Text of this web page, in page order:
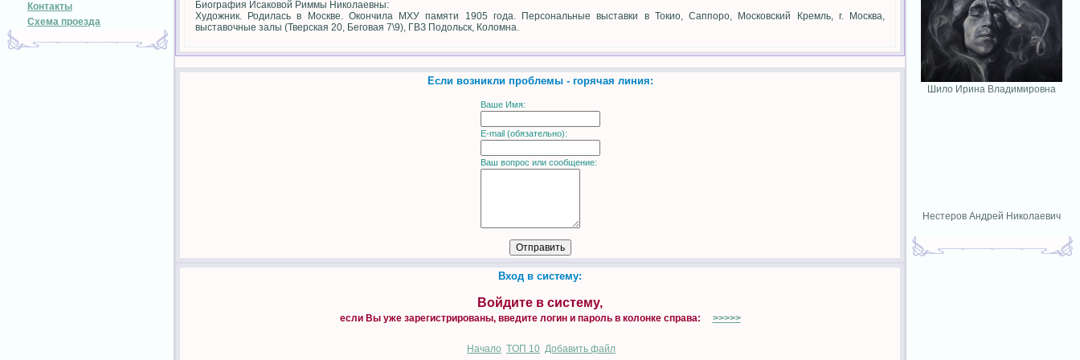
Контакты
Схема проезда
Биография Исаковой Риммы Николаевны:
Художник. Родилась в Москве. Окончила МХУ памяти 1905 года. Персональные выставки в Токио, Саппоро, Московский Кремль, г. Москва,
выставочные залы (Тверская 20, Беговая 7\9), ГВЗ Подольск, Коломна.
Если возникли проблемы - горячая линия:
Ваше Имя:
E-mail (обязательно):
Ваш вопрос или сообщение:
Вход в систему:
Войдите в систему,
если Вы уже зарегистрированы, введите логин и пароль в колонке справа: >>>>>
Начало TOП 10 Добавить файл
Шило Ирина Владимировна
Нестеров Андрей Николаевич